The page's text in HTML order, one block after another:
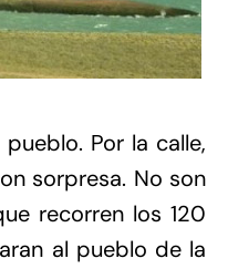
Por la calle,
sorpresa. No son
recorren los 120
al pueblo de la